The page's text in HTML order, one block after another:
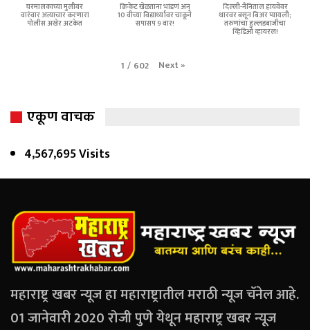
घरमालकाच्या मुलीवर
वारंवार अत्याचार करणारा
पोलीस अखेर अटकेत
क्रिकेट खेळताना भांडणं अन्
10 वीच्या विद्यार्थ्यावर चाकूने
सपासप 9 वार!
दिल्ली-नैनिताल हायवेवर
थारवर बसून बिअर प्यायली;
तरुणांचा हुल्लडबाजीचा
व्हिडिओ व्हायरल!
1 / 602 Next»
एकूण वाचक
4,567,695 Visits
महाराष्ट्र खबर न्यूज हा महाराष्ट्रातील मराठी न्यूज चॅनेल आहे.
01 जानेवारी 2020 रोजी पुणे येथून महाराष्ट्र खबर न्यूज